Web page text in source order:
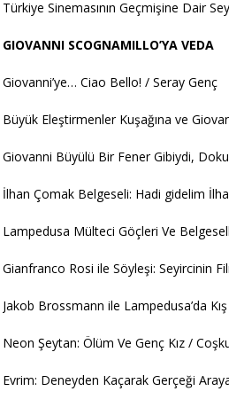
Türkiye Sinemasının Geçmişine Dair
GIOVANNI SCOGNAMILLO’YA VEDA
Giovanni’ye… Ciao Bello! / Seray Genç
Büyük Eleştirmenler Kuşağına ve
Giovanni Büyülü Bir Fener Gibiydi,
İlhan Çomak Belgeseli: Hadi gidelim
Lampedusa Mülteci Göçleri Ve
Gianfranco Rosi ile Söyleşi: Seyircinin
Jakob Brossmann ile Lampedusa’da
Neon Şeytan: Ölüm Ve Genç Kız /
Evrim: Deneyden Kaçarak Gerçeği